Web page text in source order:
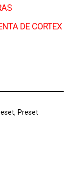
DE CORTEX
, Preset